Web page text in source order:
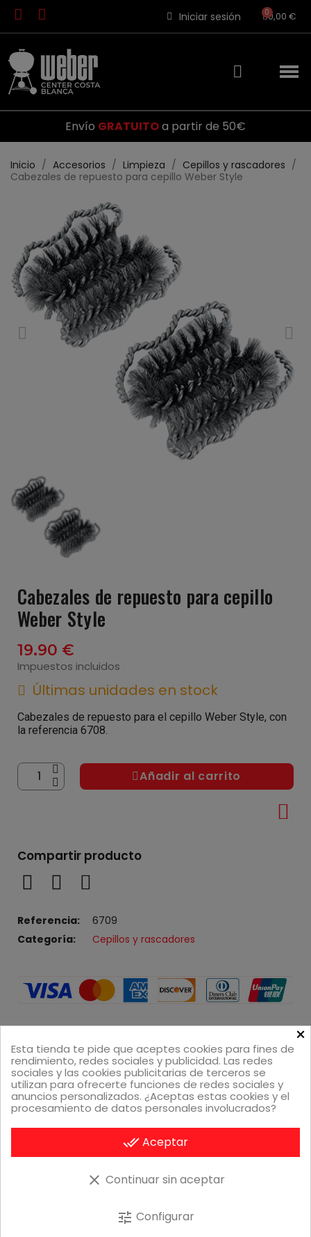
Iniciar sesión 0,00 €
Envío GRATUITOa partir de 50€
Inicio Accesorios Limpieza
Cepillos y rascadores
Cabezales de repuesto para cepillo Weber Style
Cabezales de repuesto para cepillo
Weber Style
19,90 €
Impuestos incluidos
Últimas unidades en stock
Cabezales de repuesto para el cepillo Weber Style, con
la referencia 6708.
Añadir al carrito
Compartir producto
Referencia
6709
Categoría
Cepillos y rascadores
Descripción
Compatibles con el cepillo Weber Style, referencia
6708.
Productos relacionados
×
Esta tienda te pide que aceptes cookies para fines de
rendimiento, redes sociales y publicidad. Las redes
sociales y las cookies publicitarias de terceros se
utilizan para ofrecerte funciones de redes sociales y
anuncios personalizados. ¿Aceptas estas cookies y el
procesamiento de datos personales involucrados?
done_allAceptar
clear Continuar sin aceptar
tune Configurar